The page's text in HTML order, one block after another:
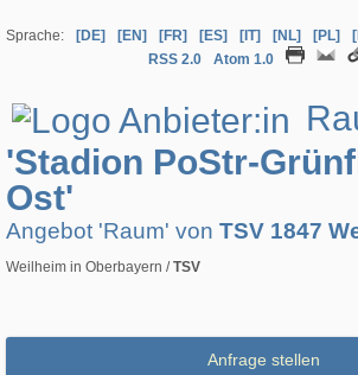
Sprache: [DE] [EN] [FR] [ES] [IT] [NL] [PL]
RSS 2.0
Atom 1.0
'Stadion PoStr-
Ost'
Angebot 'Raum' von TSV 1847
Weilheim in Oberbayern /TSV
Anfrage stellen